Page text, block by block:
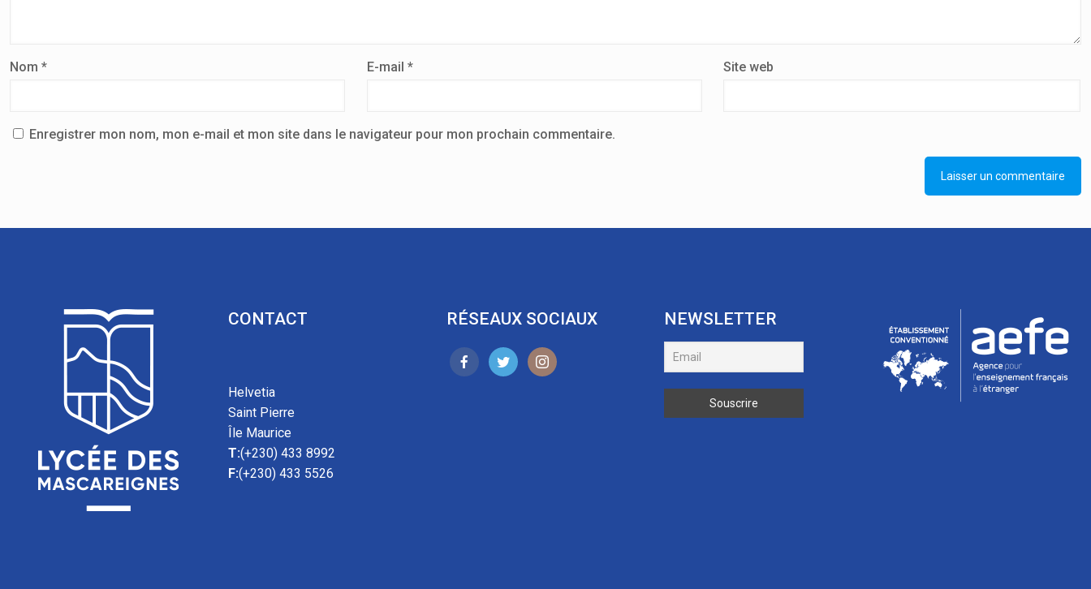
Nom * E-mail * Site web
Enregistrer mon nom, mon e-mail et mon site dans le navigateur pour mon prochain commentaire.
CONTACT
Helvetia
Saint Pierre
Île Maurice
T:(+230) 433 8992
F:(+230) 433 5526
RÉSEAUX SOCIAUX NEWSLETTER